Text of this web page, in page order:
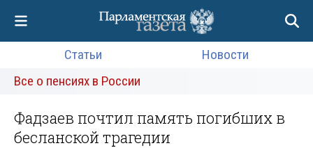
Статьи
Новости
Все о пенсиях в России
Фадзаев почтил память погибших в
бесланской трагедии